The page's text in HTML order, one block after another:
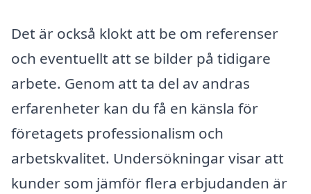
Det är också klokt att be om referenser
och eventuellt att se bilder på tidigare
arbete. Genom att ta del av andras
erfarenheter kan du få en känsla för
företagets professionalism och
arbetskvalitet. Undersökningar visar att
kunder som jämför flera erbjudanden är